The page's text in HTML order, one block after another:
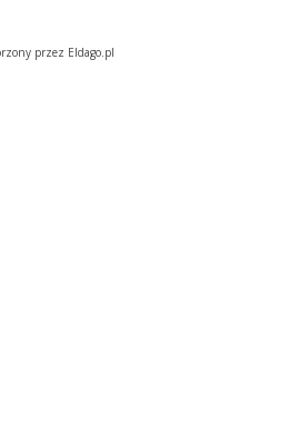
przez Eldago.pl